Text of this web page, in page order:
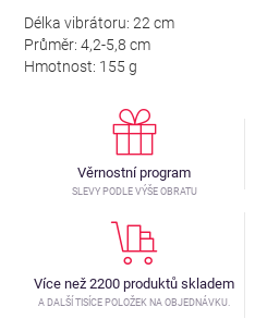
Délka vibrátoru: 22 cm
Průměr: 4,2-5,8 cm
Hmotnost: 155 g
Věrnostní program
SLEVY PODLE VÝŠE OBRATU
Více než 2200 produktů skladem
A DALŠÍ TISÍCE POLOŽEK NA OBJEDNÁVKU.